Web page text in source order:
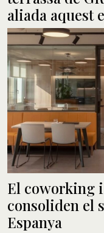
aliada aquest
El coworking
consoliden el
Espanya